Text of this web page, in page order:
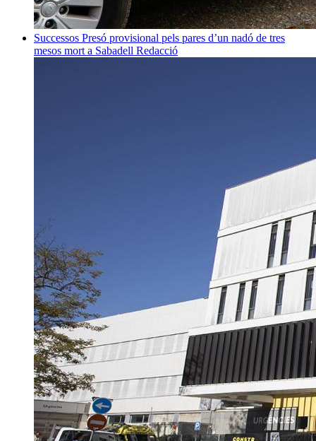
Successos Presó provisional pels pares d’un nadó de tres
mesos mort a Sabadell Redacció